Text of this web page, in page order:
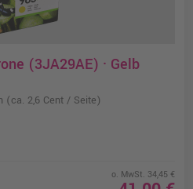
(3JA29AE) · Gelb
(ca. 2,6 Cent / Seite)
o. MwSt. 34,45 €